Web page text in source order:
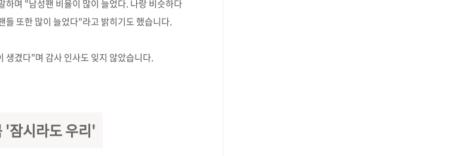
하며 "남성팬 비율이 많이 늘었다. 나랑 비슷하다
들 또한 많이 늘었다"라고 밝히기도 했습니다.
생겼다"며 감사 인사도 잊지 않았습니다.
'잠시라도 우리'